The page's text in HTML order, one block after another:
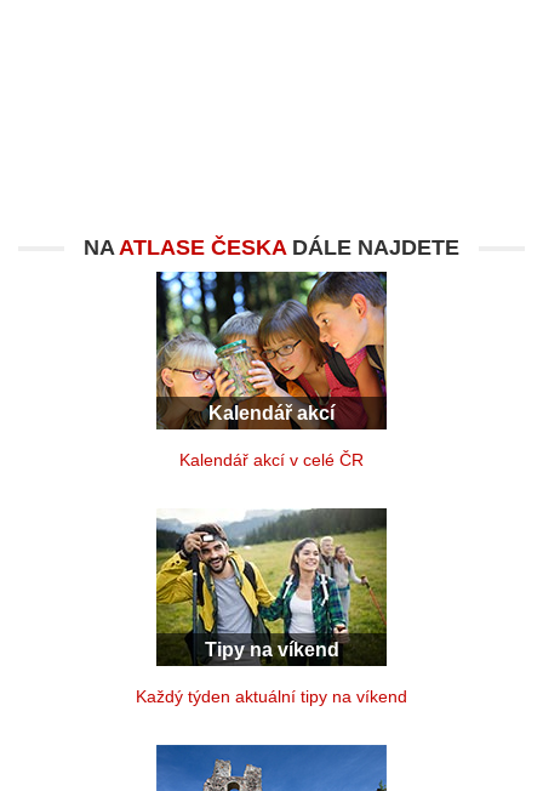
NAATLASE ČESKADÁLE NAJDETE
Kalendář akcí
Kalendář akcí v celé ČR
Tipy na víkend
Každý týden aktuální tipy na víkend